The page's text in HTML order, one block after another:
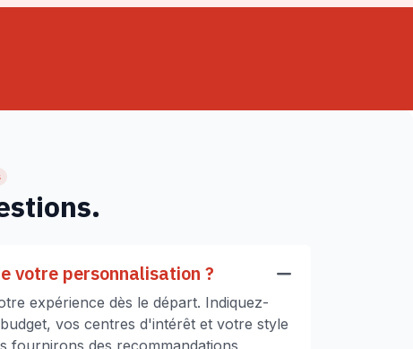
votre personnalisation ?
expérience dès le départ. Indiquez-
vos centres d'intérêt et votre style
fournirons des recommandations